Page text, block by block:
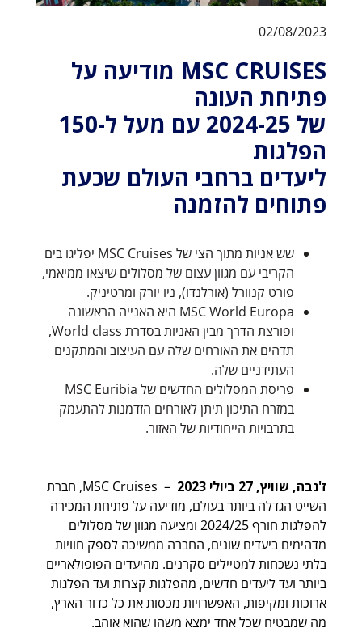
02/08/2023
MSC CRUISES מודיעה על
פתיחת העונה
של 2024-25 עם מעל ל-150
הפלגות
ליעדים ברחבי העולם שכעת
פתוחים להזמנה
שש אניות מתוך הצי של MSC Cruises יפליגו בים
הקריבי עם מגוון עצום של מסלולים שיצאו ממיאמי,
פורט קנוורל (אורלנדו), ניו יורק ומרטיניק.
MSC World Europa היא האנייה הראשונה
ופורצת הדרך מבין האניות בסדרת World class,
תדהים את האורחים שלה עם העיצוב והמתקנים
העתידניים שלה.
פריסת המסלולים החדשים של MSC Euribia
במזרח התיכון תיתן לאורחים הזדמנות להתעמק
בתרבויות הייחודיות של האזור.
ז'נבה, שוויץ, 27 ביולי 2023
– MSC Cruises, חברת
השייט הגדלה ביותר בעולם, מודיעה על פתיחת המכירה
להפלגות חורף 2024/25 ומציעה מגוון של מסלולים
מדהימים ביעדים שונים, החברה ממשיכה לספק חוויות
בלתי נשכחות למטיילים סקרנים. מהיעדים הפופולאריים
ביותר ועד ליעדים חדשים, מהפלגות קצרות ועד הפלגות
ארוכות ומקיפות, האפשרויות מכסות את כל כדור הארץ,
מה שמבטיח שכל אחד ימצא משהו שהוא אוהב.